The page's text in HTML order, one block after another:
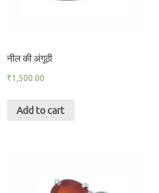
नील की अंगूठी
₹1,500.00
Add to cart